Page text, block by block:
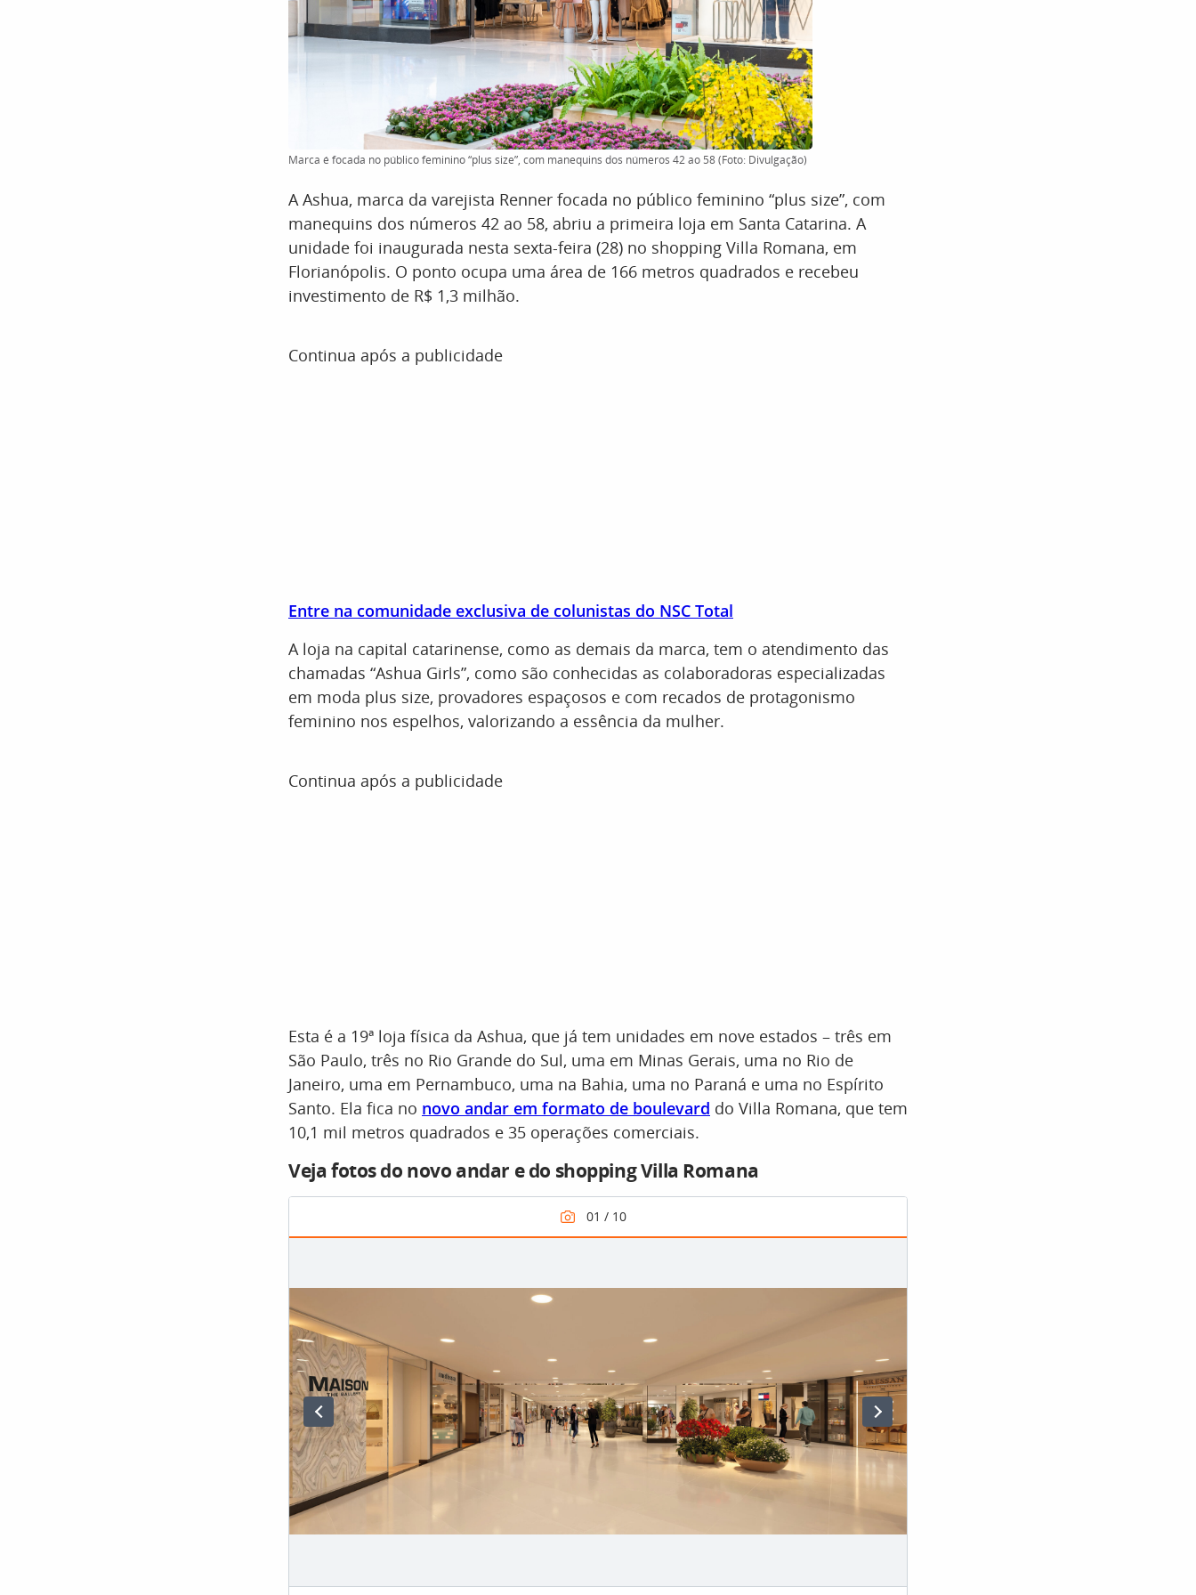
Marca é focada no público feminino “plus size”, com manequins dos números 42 ao 58 (Foto: Divulgação)
A Ashua, marca da varejista Renner focada no público feminino “plus size”, com
manequins dos números 42 ao 58, abriu a primeira loja em Santa Catarina. A
unidade foi inaugurada nesta sexta-feira (28) no shopping Villa Romana, em
Florianópolis. O ponto ocupa uma área de 166 metros quadrados e recebeu
investimento de R$ 1,3 milhão.
Continua após a publicidade
Entre na comunidade exclusiva de colunistas do NSC Total
A loja na capital catarinense, como as demais da marca, tem o atendimento das
chamadas “Ashua Girls”, como são conhecidas as colaboradoras especializadas
em moda plus size, provadores espaçosos e com recados de protagonismo
feminino nos espelhos, valorizando a essência da mulher.
Continua após a publicidade
Esta é a 19ª loja física da Ashua, que já tem unidades em nove estados – três em
São Paulo, três no Rio Grande do Sul, uma em Minas Gerais, uma no Rio de
Janeiro, uma em Pernambuco, uma na Bahia, uma no Paraná e uma no Espírito
Santo. Ela fica no novo andar em formato de boulevard do Villa Romana, que tem
10,1 mil metros quadrados e 35 operações comerciais.
Veja fotos do novo andar e do shopping Villa Romana